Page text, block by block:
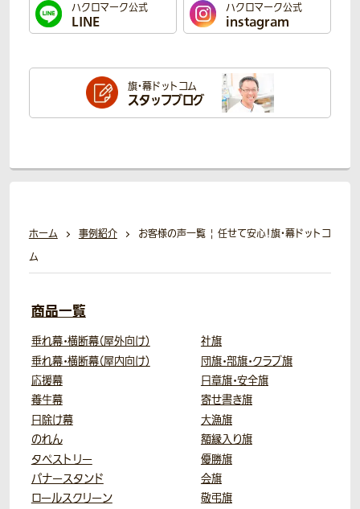
ハクロマーク公式
LINE
ハクロマーク公式
instagram
旗・幕ドットコム
スタッフブログ
ホーム 事例紹介
お客様の声一覧 | 任せて安心！旗・幕ドットコ
ム
商品一覧
垂れ幕・横断幕（屋外向け）
垂れ幕・横断幕（屋内向け）
応援幕
養生幕
日除け幕
のれん
タペストリー
バナースタンド
ロールスクリーン
社旗
団旗・部旗・クラブ旗
日章旗・安全旗
寄せ書き旗
大漁旗
額縁入り旗
優勝旗
会旗
敬弔旗